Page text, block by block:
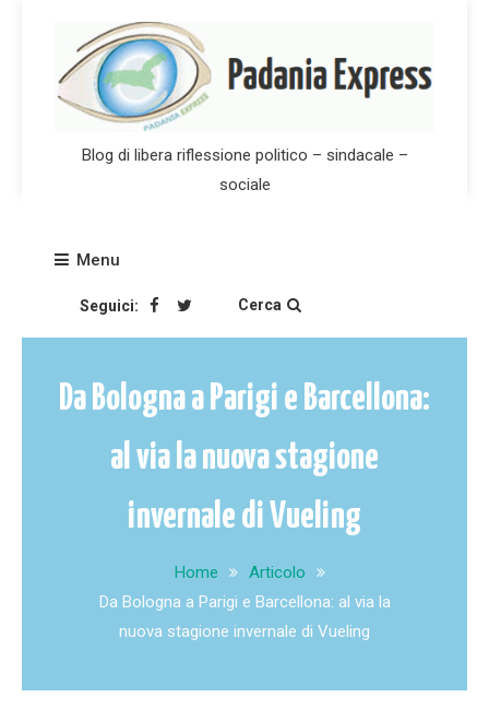
Blog di libera riflessione politico – sindacale –
sociale
Menu
Seguici: Cerca
Da Bologna a Parigi e Barcellona:
al via la nuova stagione
invernale di Vueling
Home
Articolo
Da Bologna a Parigi e Barcellona: al via la
nuova stagione invernale di Vueling